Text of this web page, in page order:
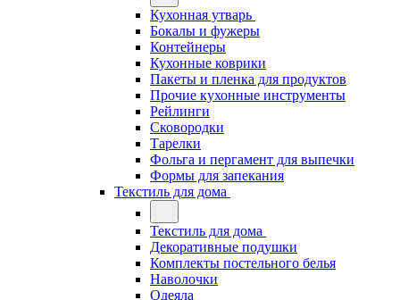
Кухонная утварь
Бокалы и фужеры
Контейнеры
Кухонные коврики
Пакеты и пленка для продуктов
Прочие кухонные инструменты
Рейлинги
Сковородки
Тарелки
Фольга и пергамент для выпечки
Формы для запекания
Текстиль для дома
Текстиль для дома
Декоративные подушки
Комплекты постельного белья
Наволочки
Одеяла